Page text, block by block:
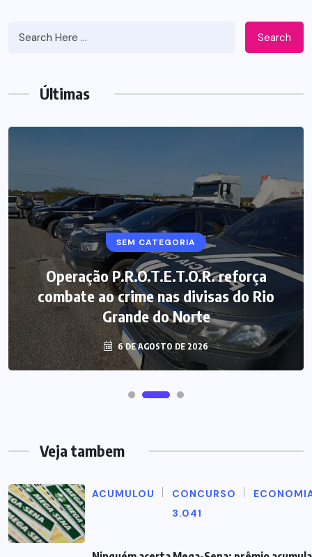
Search
Últimas
SEM CATEGORIA
Operação P.R.O.T.E.T.O.R. reforça
combate ao crime nas divisas do Rio
Grande do Norte
6 DE AGOSTO DE 2026
Veja tambem
ACUMULOU
CONCURSO
3.041